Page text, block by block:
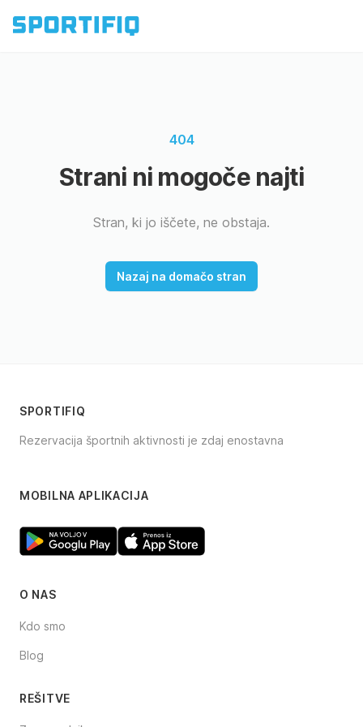
404
Strani ni mogoče najti
Stran, ki jo iščete, ne obstaja.
Nazaj na domačo stran
SPORTIFIQ
Rezervacija športnih aktivnosti je zdaj enostavna
MOBILNA APLIKACIJA
O NAS
Kdo smo
Blog
REŠITVE